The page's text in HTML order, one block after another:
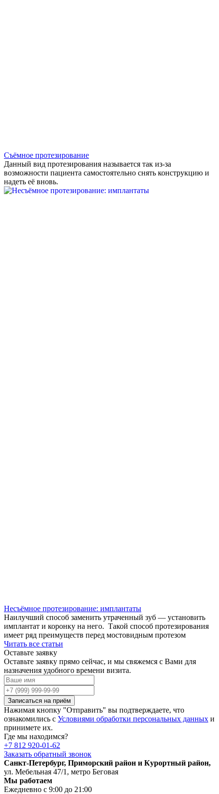
Съёмное протезирование
Данный вид протезирования называется так из-за
возможности пациента самостоятельно снять конструкцию и
надеть её вновь.
Несъёмное протезирование: имплантаты
Наилучший способ заменить утраченный зуб — установить
имплантат и коронку на него. Такой способ протезирования
имеет ряд преимуществ перед мостовидным протезом
Читать все статьи
Оставьте заявку
Оставьте заявку прямо сейчас, и мы свяжемся с Вами для
назначения удобного времени визита.
Записаться на приём
Нажимая кнопку "Отправить" вы подтверждаете, что
ознакомились с Условиями обработки персональных данных и
принимете их.
Где мы находимся?
+7 812 920-01-62
Заказать обратный звонок
Санкт-Петербург, Приморский район и Курортный район,
ул. Мебельная 47/1, метро Беговая
Мы работаем
Ежедневно с 9:00 до 21:00